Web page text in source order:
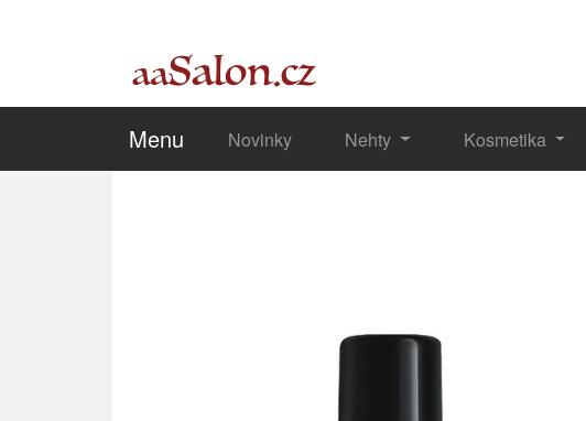
Menu Novinky Nehty Kosmetika